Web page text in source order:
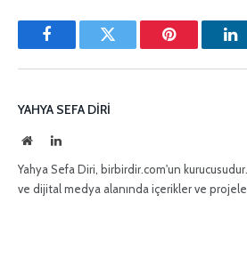
FacebookTwitter Pinterest'in
YAHYA SEFA DIRI
İnternetLinkedIn
Yahya Sefa Diri, birbirdir.com'un
ve dijital medya alanında içerikler ve